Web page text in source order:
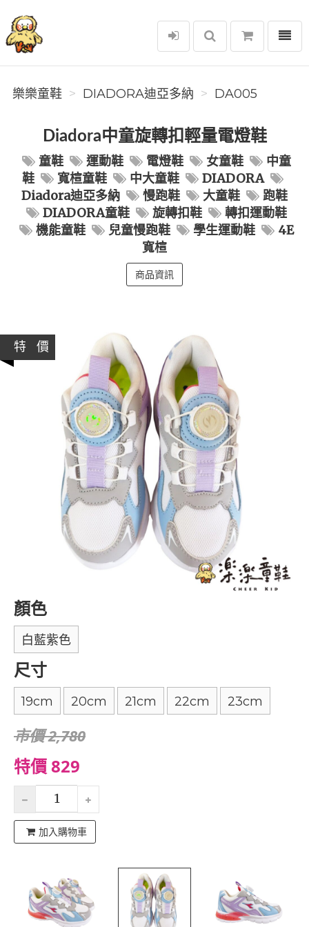
樂樂童鞋
選單
樂樂童鞋 DIADORA迪亞多納 DA005
Diadora中童旋轉扣輕量電燈鞋
童鞋 運動鞋 電燈鞋 女童鞋
中童
鞋
寬楦童鞋 中大童鞋
DIADORA
Diadora迪亞多納
慢跑鞋 大童鞋
跑鞋
DIADORA童鞋
旋轉扣鞋
轉扣運動鞋
機能童鞋
兒童慢跑鞋 學生運動鞋
4E
寬楦
商品資訊
特 價
顏色
白藍紫色
尺寸
19cm 20cm 21cm 22cm 23cm
市價 2,780
特價 829
加入購物車